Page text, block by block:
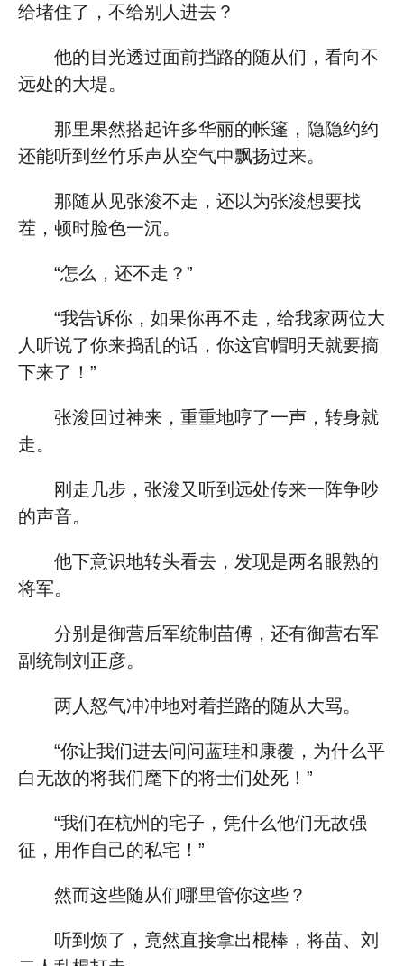
给堵住了，不给别人进去？
他的目光透过面前挡路的随从们，看向不
远处的大堤。
那里果然搭起许多华丽的帐篷，隐隐约约
还能听到丝竹乐声从空气中飘扬过来。
那随从见张浚不走，还以为张浚想要找
茬，顿时脸色一沉。
“怎么，还不走？”
“我告诉你，如果你再不走，给我家两位大
人听说了你来捣乱的话，你这官帽明天就要摘
下来了！”
张浚回过神来，重重地哼了一声，转身就
走。
刚走几步，张浚又听到远处传来一阵争吵
的声音。
他下意识地转头看去，发现是两名眼熟的
将军。
分别是御营后军统制苗傅，还有御营右军
副统制刘正彦。
两人怒气冲冲地对着拦路的随从大骂。
“你让我们进去问问蓝珪和康覆，为什么平
白无故的将我们麾下的将士们处死！”
“我们在杭州的宅子，凭什么他们无故强
征，用作自己的私宅！”
然而这些随从们哪里管你这些？
听到烦了，竟然直接拿出棍棒，将苗、刘